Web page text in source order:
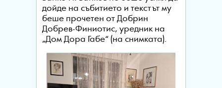
дойде на събитието и текстът му
беше прочетен от Добрин
Добрев-Финиотис, уредник на
„Дом Дора Габе“ (на снимката).